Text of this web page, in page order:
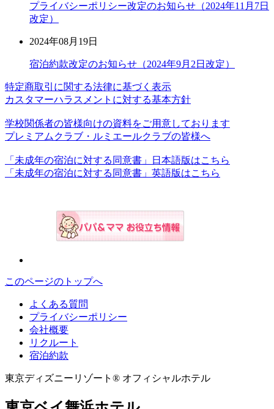
プライバシーポリシー改定のお知らせ（2024年11月7日
改定）
2024年08月19日
宿泊約款改定のお知らせ（2024年9月2日改定）
特定商取引に関する法律に基づく表示
カスタマーハラスメントに対する基本方針
学校関係者の皆様向けの資料をご用意しております
プレミアムクラブ・ルミエールクラブの皆様へ
「未成年の宿泊に対する同意書」日本語版はこちら
「未成年の宿泊に対する同意書」英語版はこちら
このページのトップへ
よくある質問
プライバシーポリシー
会社概要
リクルート
宿泊約款
東京ディズニーリゾート® オフィシャルホテル